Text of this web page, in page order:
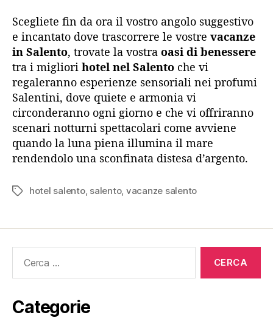
Scegliete fin da ora il vostro angolo suggestivo
e incantato dove trascorrere le vostre vacanze
in Salento, trovate la vostra oasi di benessere
tra i migliori hotel nel Salento che vi
regaleranno esperienze sensoriali nei profumi
Salentini, dove quiete e armonia vi
circonderanno ogni giorno e che vi offriranno
scenari notturni spettacolari come avviene
quando la luna piena illumina il mare
rendendolo una sconfinata distesa d’argento.
Tag hotel salento, salento, vacanze salento
Categorie